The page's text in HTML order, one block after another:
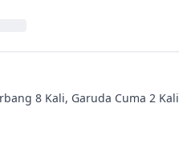
8 Kali, Garuda Cuma 2 Kali